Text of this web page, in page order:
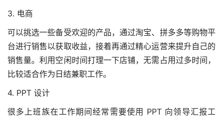
3. 电商
可以挑选一些备受欢迎的产品，通过淘宝、拼多多等购物平
台进行销售以获取收益，接着再通过精心运营来提升自己的
销售量。利用空闲时间打理一下店铺，无需占用过多时间，
比较适合作为日结兼职工作。
4. PPT 设计
很多上班族在工作期间经常需要使用 PPT 向领导汇报工